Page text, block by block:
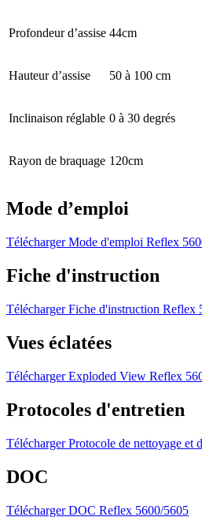
Profondeur d’assise 44cm
Hauteur d’assise 50 à 100 cm
Inclinaison réglable 0 à 30 degrés
Rayon de braquage 120cm
Mode d’emploi
Télécharger Mode d'emploi Reflex
Fiche d'instruction
Télécharger Fiche d'instruction Reflex
Vues éclatées
Télécharger Exploded View Reflex
Protocoles d'entretien
Télécharger Protocole de nettoyage et
DOC
Télécharger DOC Reflex 5600/5605